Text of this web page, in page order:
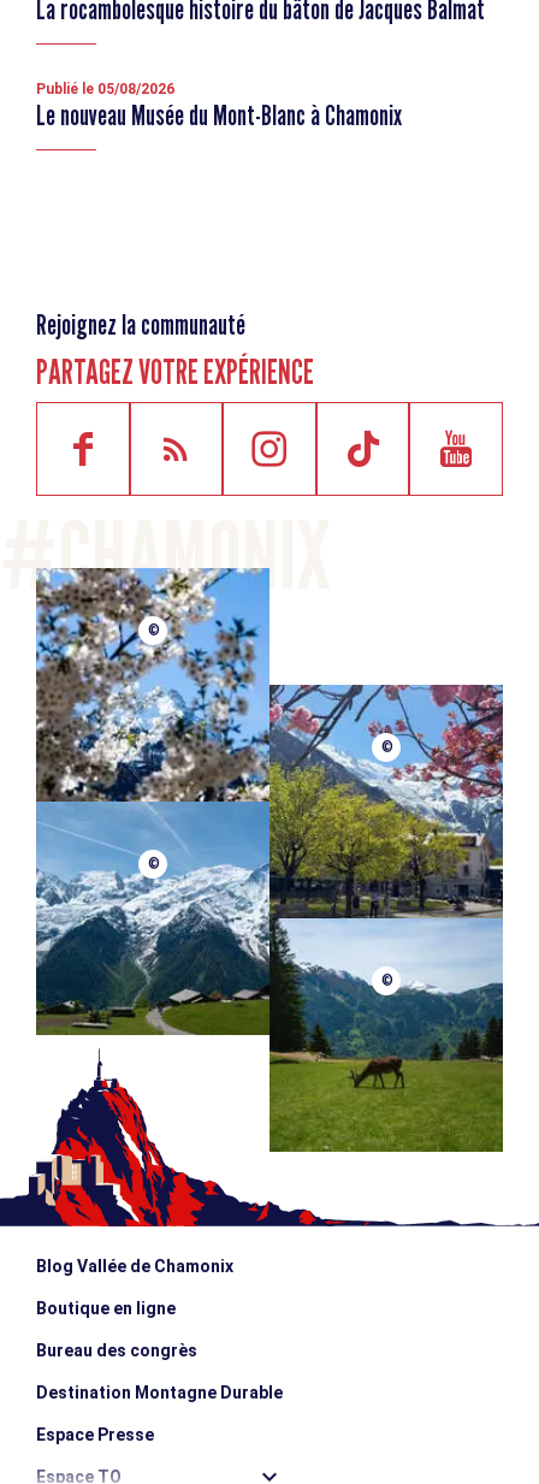
La rocambolesque histoire du bâton de Jacques Balmat
Publié le 05/08/2026
Le nouveau Musée du Mont-Blanc à Chamonix
Rejoignez la communauté
PARTAGEZ VOTRE EXPÉRIENCE
©
©
©
©
Blog Vallée de Chamonix
Boutique en ligne
Bureau des congrès
Destination Montagne Durable
Espace Presse
Espace TO